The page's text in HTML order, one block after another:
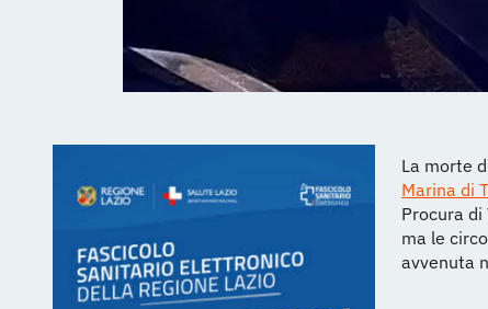
La morte
Marina di
Procura
ma le
avvenuta